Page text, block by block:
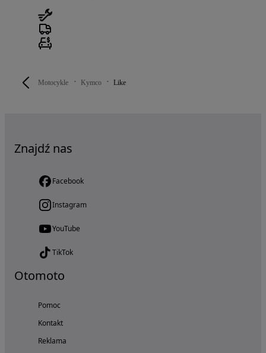
Motocykle Kymco Like
Znajdź nas
Facebook
Instagram
YouTube
TikTok
Otomoto
Pomoc
Kontakt
Reklama